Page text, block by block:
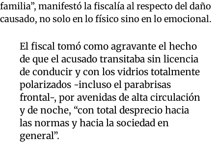
familia”, manifestó la fiscalía al respecto del daño
causado, no solo en lo físico sino en lo emocional.
El fiscal tomó como agravante el hecho
de que el acusado transitaba sin licencia
de conducir y con los vidrios totalmente
polarizados -incluso el parabrisas
frontal-, por avenidas de alta circulación
y de noche, “con total desprecio hacia
las normas y hacia la sociedad en
general”.